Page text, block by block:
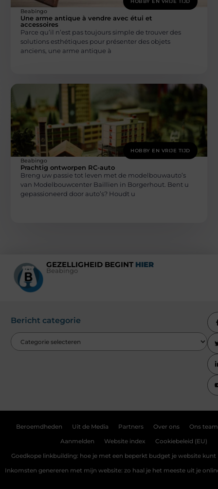
HOBBY EN VRIJE TIJD
Beabingo
Une arme antique à vendre avec étui et
accessoires
Parce qu’il n’est pas toujours simple de trouver des
solutions esthétiques pour présenter des objets
anciens, une arme antique à
HOBBY EN VRIJE TIJD
Beabingo
Prachtig ontworpen RC-auto
Breng uw passie tot leven met de modelbouwauto’s
van Modelbouwcenter Baillien in Borgerhout. Bent u
gepassioneerd door auto’s? Houdt u
GEZELLIGHEID BEGINT HIER
Beabingo
Bericht categorie
Beroemdheden Uit de Media Partners Over ons Ons team
Aanmelden Website index Cookiebeleid (EU)
Goedkope linkbuilding: hoe je met een beperkt budget je website kunt
Inkomsten genereren met mijn website: zo haal je het meeste uit je